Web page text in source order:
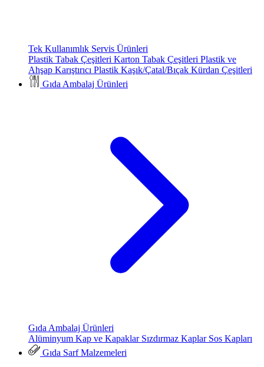
Tek Kullanımlık Servis Ürünleri
Plastik Tabak Çeşitleri Karton Tabak Çeşitleri Plastik ve
Ahşap Karıştırıcı Plastik Kaşık/Çatal/Bıçak Kürdan Çeşitleri
Gıda Ambalaj Ürünleri
Gıda Ambalaj Ürünleri
Alüminyum Kap ve Kapaklar Sızdırmaz Kaplar Sos Kapları
Gıda Sarf Malzemeleri